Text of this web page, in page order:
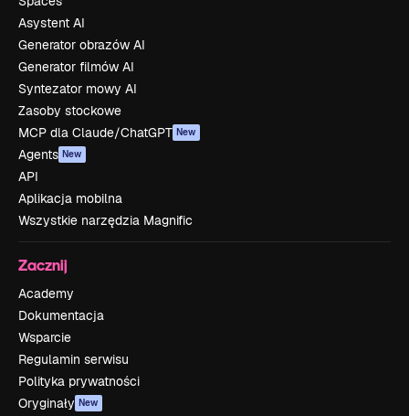
Asystent AI
Generator obrazów AI
Generator filmów AI
Syntezator mowy AI
Zasoby stockowe
MCP dla Claude/ChatGPT New
Agents New
API
Aplikacja mobilna
Wszystkie narzędzia Magnific
Zacznij
Academy
Dokumentacja
Wsparcie
Regulamin serwisu
Polityka prywatności
Oryginały New